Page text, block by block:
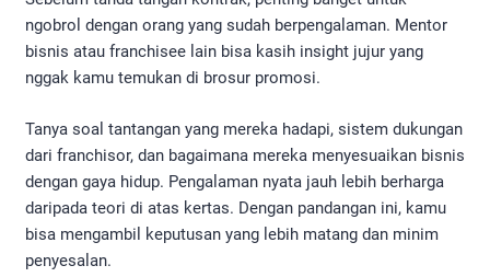
ngobrol dengan orang yang sudah berpengalaman. Mentor
bisnis atau franchisee lain bisa kasih insight jujur yang
nggak kamu temukan di brosur promosi.
Tanya soal tantangan yang mereka hadapi, sistem dukungan
dari franchisor, dan bagaimana mereka menyesuaikan bisnis
dengan gaya hidup. Pengalaman nyata jauh lebih berharga
daripada teori di atas kertas. Dengan pandangan ini, kamu
bisa mengambil keputusan yang lebih matang dan minim
penyesalan.